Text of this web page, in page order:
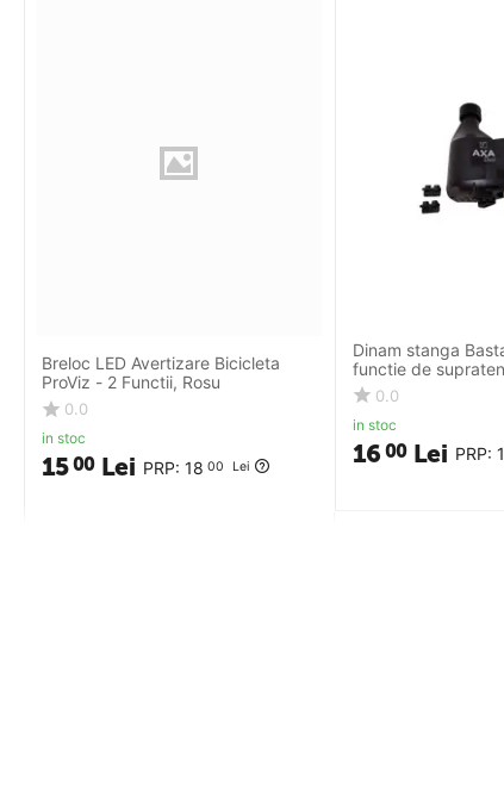
Breloc LED Avertizare Bicicleta
ProViz - 2 Functii, Rosu
0.0
in stoc
PRP:18 00 Lei
1500 Lei
Dinam stanga
functie de
0.0
in stoc
PRP:
16 00 Lei